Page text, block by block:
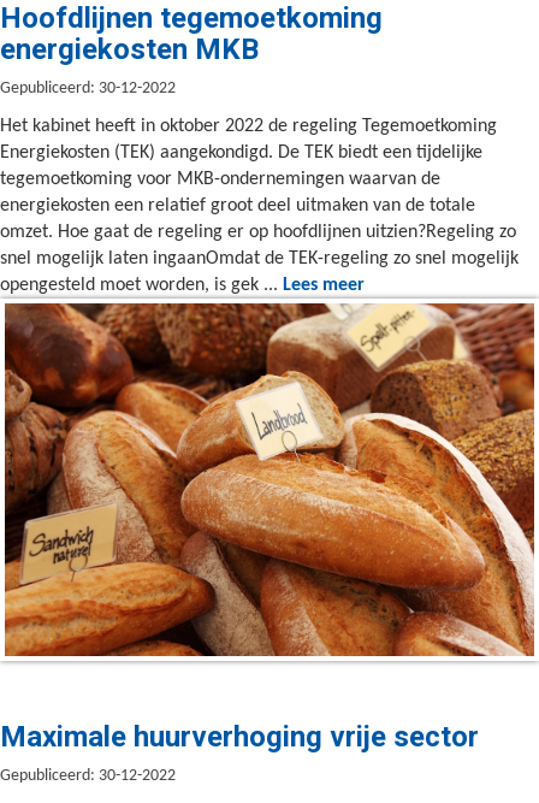
Hoofdlijnen tegemoetkoming
energiekosten MKB
Gepubliceerd: 30-12-2022
Het kabinet heeft in oktober 2022 de regeling Tegemoetkoming
Energiekosten (TEK) aangekondigd. De TEK biedt een tijdelijke
tegemoetkoming voor MKB-ondernemingen waarvan de
energiekosten een relatief groot deel uitmaken van de totale
omzet. Hoe gaat de regeling er op hoofdlijnen uitzien?Regeling zo
snel mogelijk laten ingaanOmdat de TEK-regeling zo snel mogelijk
opengesteld moet worden, is gek ... Lees meer
Maximale huurverhoging vrije sector
Gepubliceerd: 30-12-2022